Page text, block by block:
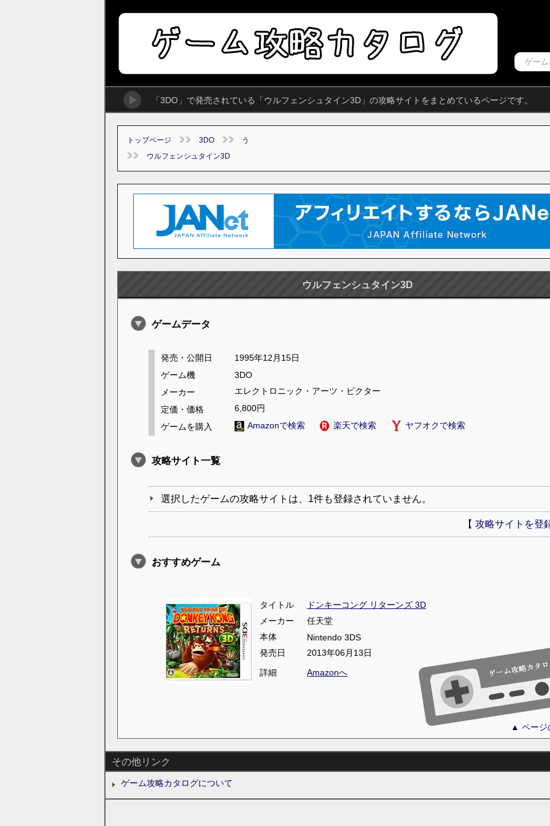
「3DO」で発売されている「ウルフェンシュタイン3D」の攻略サイトをまとめているページです。
トップページ 3DO
う
ウルフェンシュタイン3D
ウルフェンシュタイン3D
ゲームデータ
発売・公開日
1995年12月15日
ゲーム機
3DO
メーカー
エレクトロニック・アーツ・ビクター
定価・価格
6,800円
ゲームを購入
Amazonで検索 楽天で検索 ヤフオクで検索
攻略サイト一覧
選択したゲームの攻略サイトは、1件も登録されていません。
【 攻略サイトを登
おすすめゲーム
タイトル
ドンキーコング リターンズ 3D
メーカー
任天堂
本体
Nintendo 3DS
発売日
2013年06月13日
詳細
Amazonへ
▲ ページ
その他リンク
ゲーム攻略カタログについて